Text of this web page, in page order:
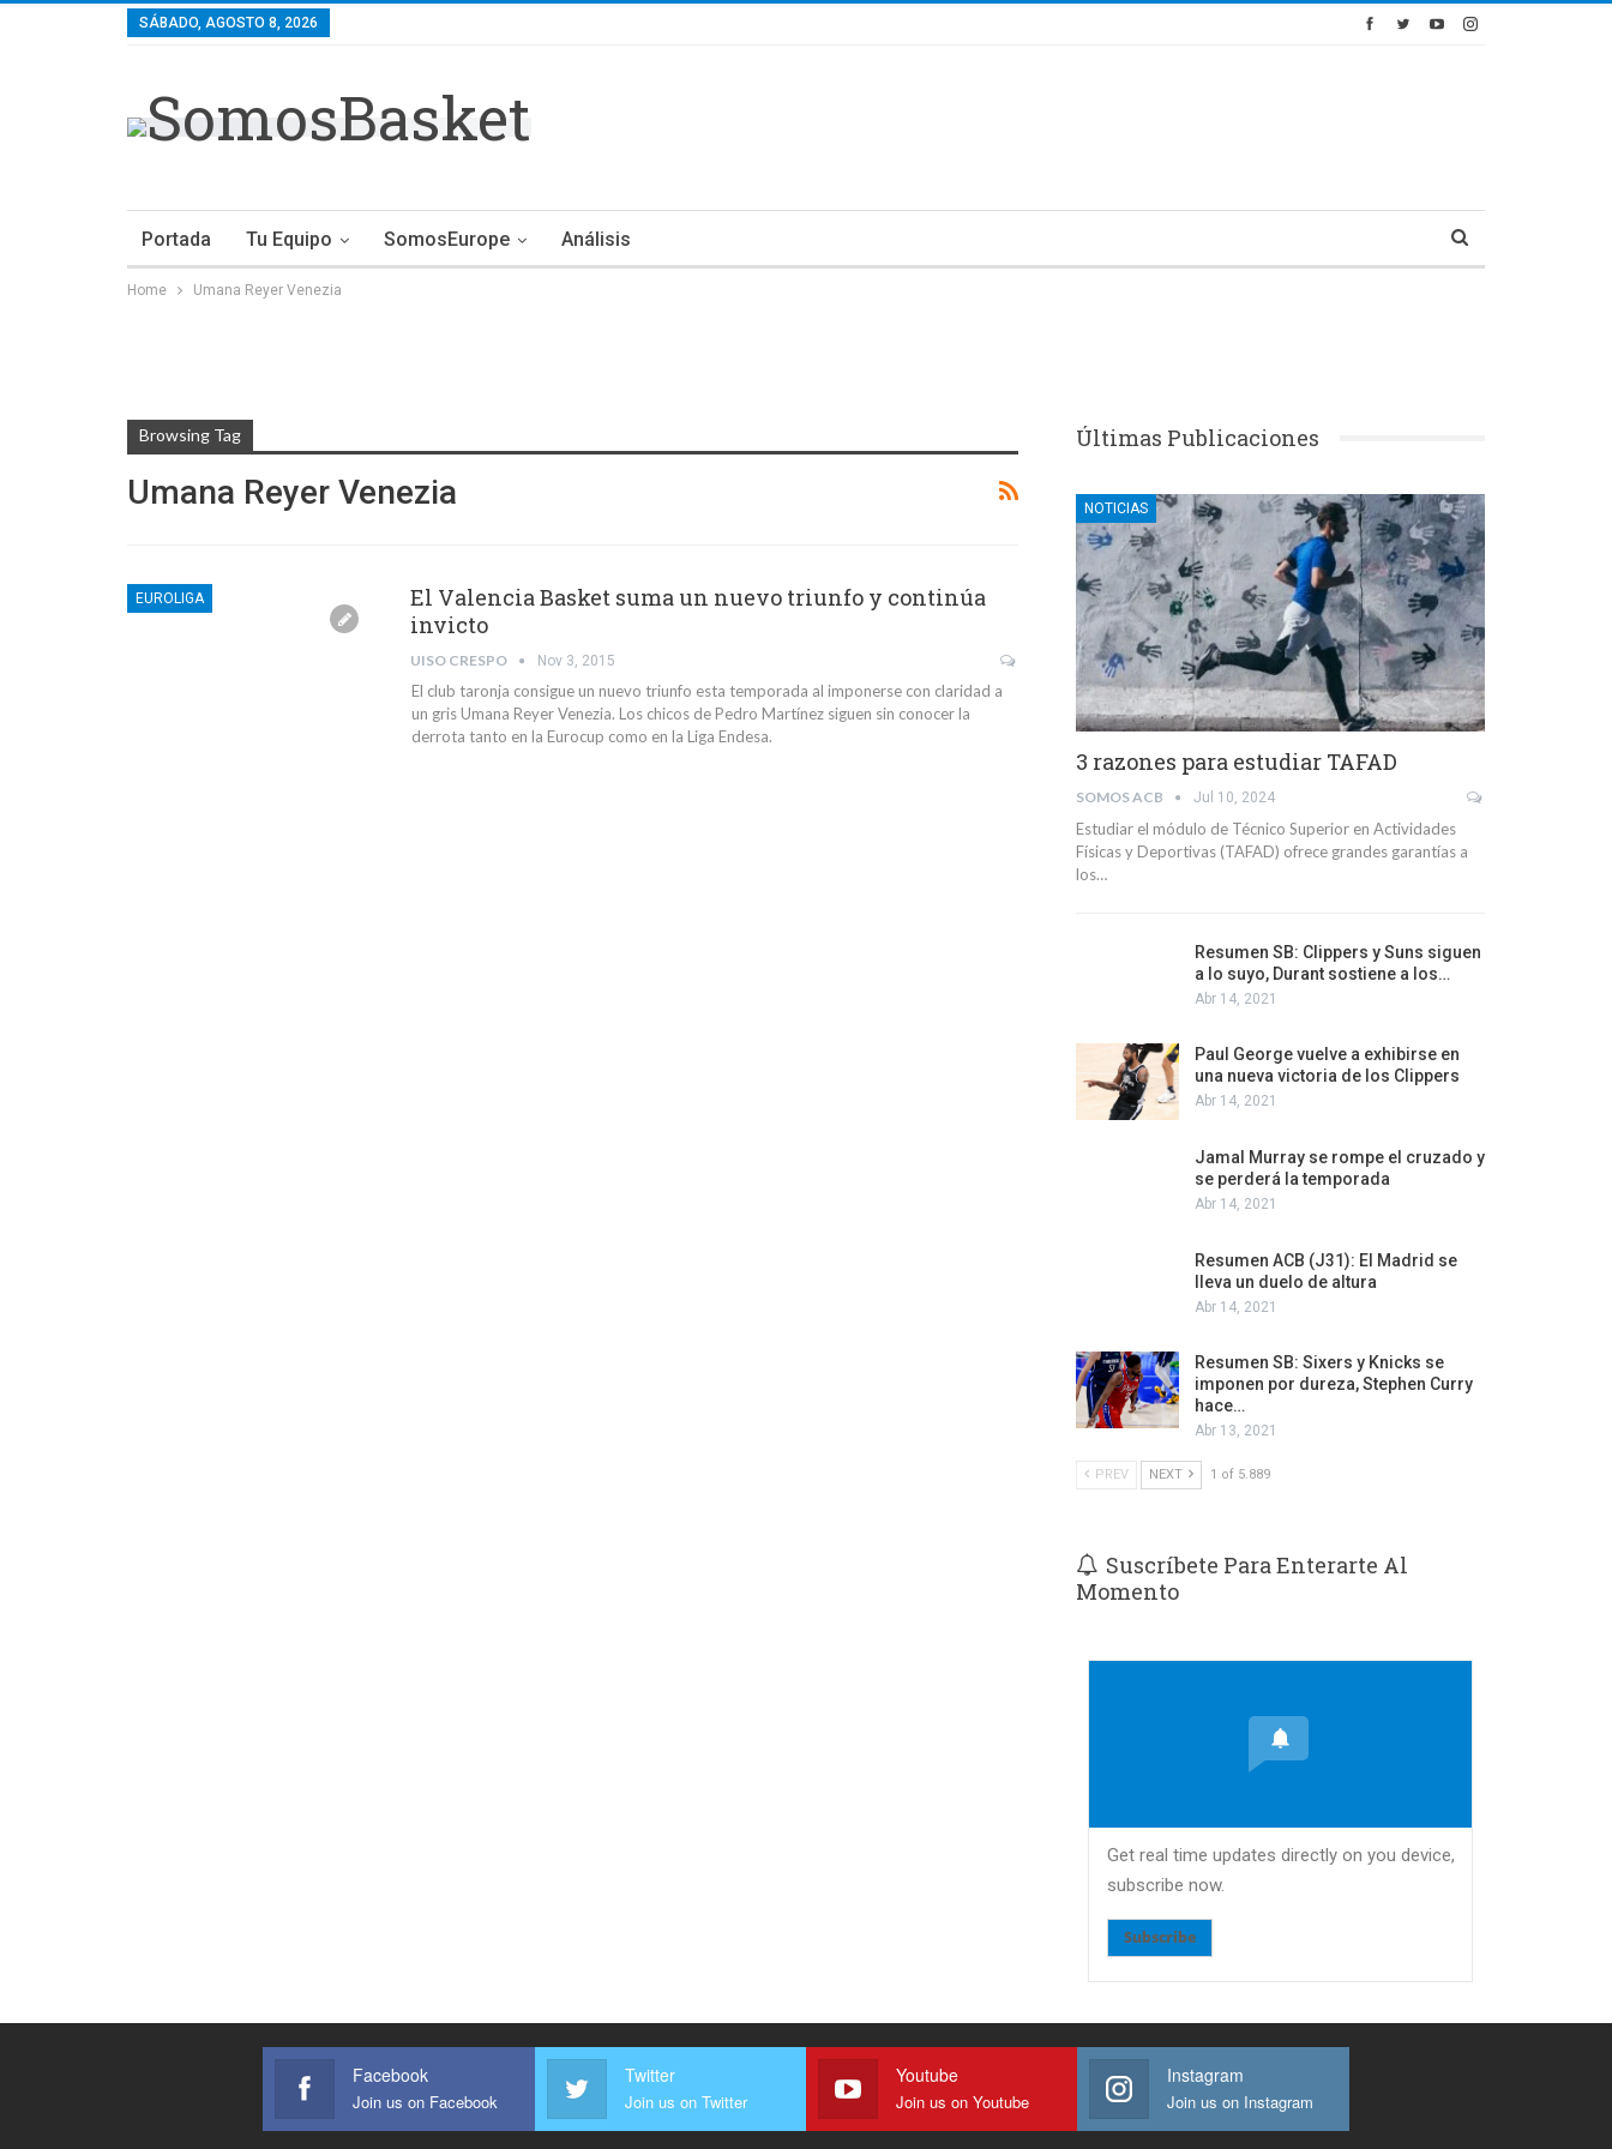
SÁBADO, AGOSTO 8, 2026
Portada Tu Equipo SomosEurope Análisis
Home Umana Reyer Venezia
Browsing Tag
Umana Reyer Venezia
EUROLIGA
El Valencia Basket suma un nuevo triunfo y continúa
invicto
UISO CRESPO Nov 3, 2015
El club taronja consigue un nuevo triunfo esta temporada al imponerse con claridad a
un gris Umana Reyer Venezia. Los chicos de Pedro Martínez siguen sin conocer la
derrota tanto en la Eurocup como en la Liga Endesa.
Últimas Publicaciones
NOTICIAS
3 razones para estudiar TAFAD
SOMOS ACB Jul 10, 2024
Estudiar el módulo de Técnico Superior en Actividades
Físicas y Deportivas (TAFAD) ofrece grandes garantías a
los…
Resumen SB: Clippers y Suns siguen
a lo suyo, Durant sostiene a los…
Abr 14, 2021
Paul George vuelve a exhibirse en
una nueva victoria de los Clippers
Abr 14, 2021
Jamal Murray se rompe el cruzado y
se perderá la temporada
Abr 14, 2021
Resumen ACB (J31): El Madrid se
lleva un duelo de altura
Abr 14, 2021
Resumen SB: Sixers y Knicks se
imponen por dureza, Stephen Curry
hace…
Abr 13, 2021
PREV NEXT 1 of 5.889
Suscríbete Para Enterarte Al
Momento
Get real time updates directly on you device,
subscribe now.
Subscribe
Facebook
Join us on Facebook
Twitter
Join us on Twitter
Youtube
Join us on Youtube
Instagram
Join us on Instagram